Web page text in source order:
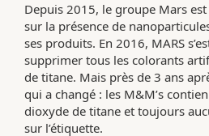
Depuis 2015, le groupe Mars
sur la présence de
ses produits. En 2016, MARS
supprimer tous les colorants
de titane. Mais près de 3 ans
qui a changé : les M&M’s
dioxyde de titane et toujours
sur l’étiquette.